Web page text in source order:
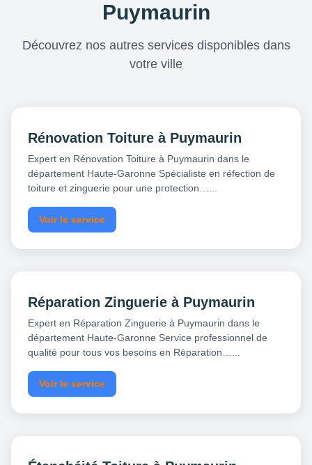
Puymaurin
Découvrez nos autres services disponibles dans
votre ville
Rénovation Toiture à Puymaurin
Expert en Rénovation Toiture à Puymaurin dans le
département Haute-Garonne Spécialiste en réfection de
toiture et zinguerie pour une protection…...
Voir le service
Réparation Zinguerie à Puymaurin
Expert en Réparation Zinguerie à Puymaurin dans le
département Haute-Garonne Service professionnel de
qualité pour tous vos besoins en Réparation…...
Voir le service